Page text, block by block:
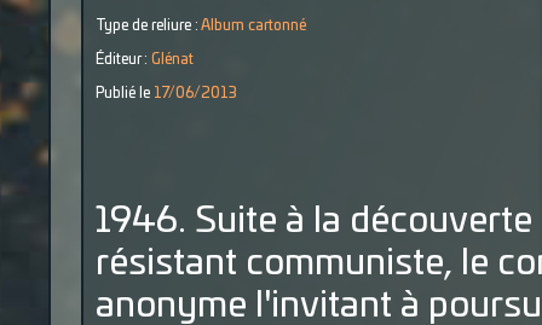
Type de reliure : Album cartonné
Éditeur : Glénat
Publié le 17/06/2013
1946. Suite à la
résistant communiste, le
anonyme l'invitant à